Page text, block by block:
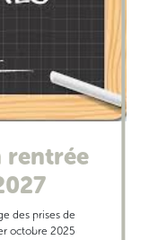
rentrée
des prises de
octobre 2025